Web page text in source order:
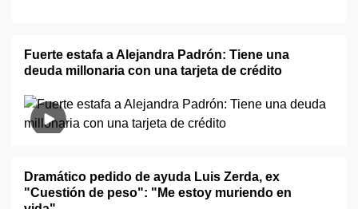
Fuerte estafa a Alejandra Padrón: Tiene una
deuda millonaria con una tarjeta de crédito
Dramático pedido de ayuda Luis Zerda, ex
"Cuestión de peso": "Me estoy muriendo en